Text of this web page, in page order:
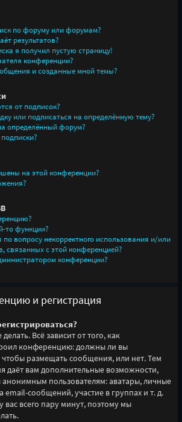
по форуму или форумам?
результатов?
я получил пустую страницу!
конференции?
и созданные мной темы?
от подписок?
или подписаться на определённую тему?
определённый форум?
на этой конференции?
то функции?
вопросу некорректного использования и/или
связанных с этой конференцией?
конференции?
и регистрация
Всё зависит от того, как
конференцию: должны ли вы
чтобы размещать сообщения, или нет. Тем
даёт вам дополнительные возможности,
пользователям: аватары, личные
сообщений, участие в группах и т. д.
вас всего пару минут, поэтому мы